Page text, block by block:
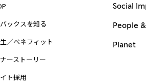
ックスを知る
／ベネフィット
ーストーリー
ト採用
Social
People
Planet